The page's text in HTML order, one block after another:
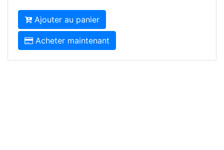
Ajouter au panier
Acheter maintenant